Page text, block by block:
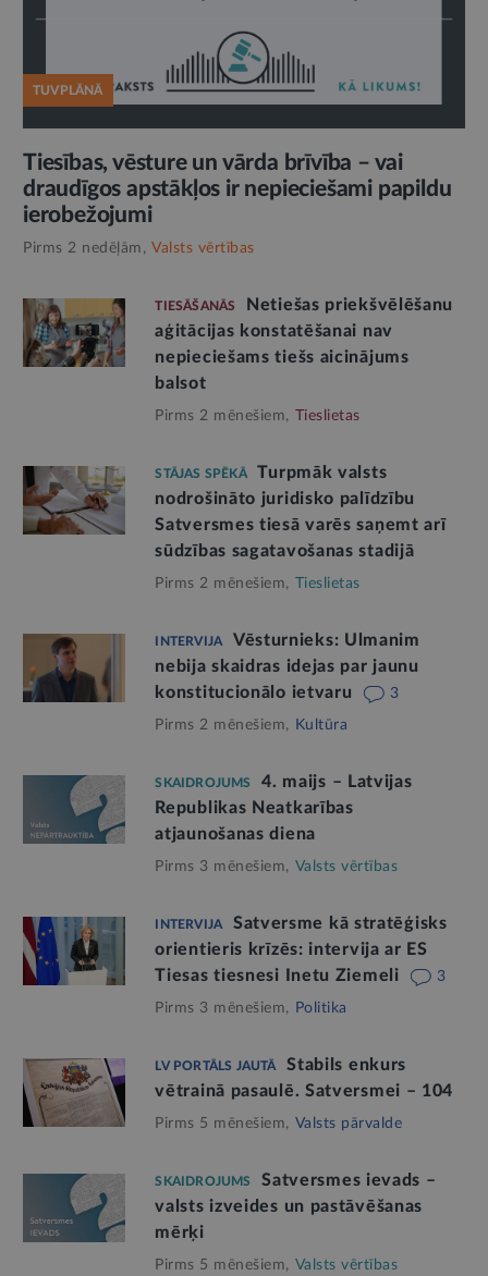
TUVPLĀNĀ
Tiesības, vēsture un vārda brīvība – vai
draudīgos apstākļos ir nepieciešami papildu
ierobežojumi
Pirms 2 nedēļām, Valsts vērtības
TIESĀŠANĀS
Netiešas priekšvēlēšanu
aģitācijas konstatēšanai nav
nepieciešams tiešs aicinājums
balsot
Pirms 2 mēnešiem, Tieslietas
STĀJAS SPĒKĀ
Turpmāk valsts
nodrošināto juridisko palīdzību
Satversmes tiesā varēs saņemt arī
sūdzības sagatavošanas stadijā
Pirms 2 mēnešiem, Tieslietas
INTERVIJA
Vēsturnieks: Ulmanim
nebija skaidras idejas par jaunu
konstitucionālo ietvaru
3
Pirms 2 mēnešiem, Kultūra
SKAIDROJUMS
4. maijs – Latvijas
Republikas Neatkarības
atjaunošanas diena
Pirms 3 mēnešiem, Valsts vērtības
INTERVIJA
Satversme kā stratēģisks
orientieris krīzēs: intervija ar ES
Tiesas tiesnesi Inetu Ziemeli
3
Pirms 3 mēnešiem, Politika
LV PORTĀLS JAUTĀ
Stabils enkurs
vētrainā pasaulē. Satversmei – 104
Pirms 5 mēnešiem, Valsts pārvalde
SKAIDROJUMS
Satversmes ievads –
valsts izveides un pastāvēšanas
mērķi
Pirms 5 mēnešiem, Valsts vērtības